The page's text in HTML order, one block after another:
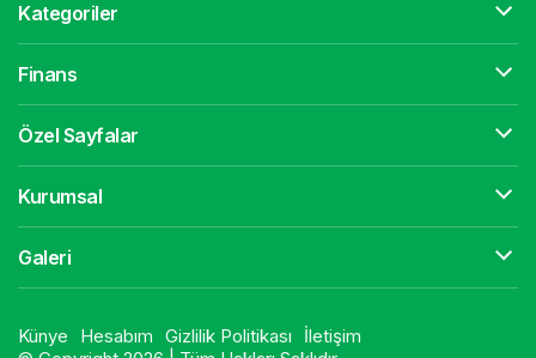
Kategoriler
Finans
Özel Sayfalar
Kurumsal
Galeri
Künye Hesabım Gizlilik Politikası
İletişim